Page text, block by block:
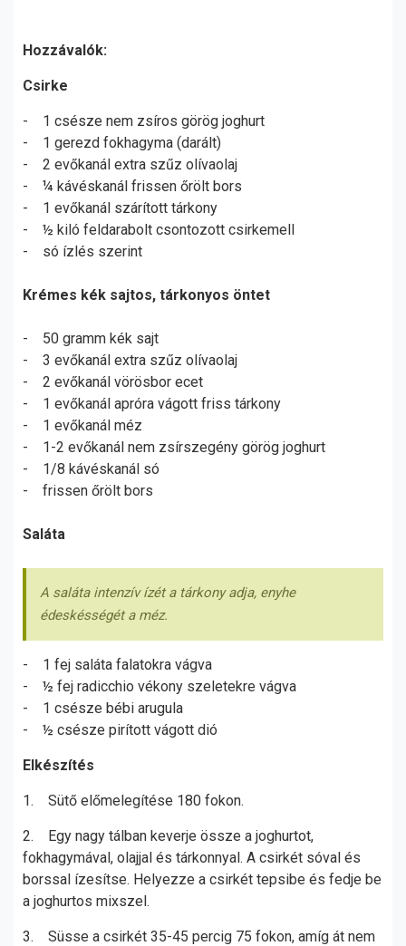
Hozzávalók:
Csirke
- 1 csésze nem zsíros görög joghurt
- 1 gerezd fokhagyma (darált)
- 2 evőkanál extra szűz olívaolaj
- ¼ kávéskanál frissen őrölt bors
- 1 evőkanál szárított tárkony
- ½ kiló feldarabolt csontozott csirkemell
- só ízlés szerint
Krémes kék sajtos, tárkonyos öntet
- 50 gramm kék sajt
- 3 evőkanál extra szűz olívaolaj
- 2 evőkanál vörösbor ecet
- 1 evőkanál apróra vágott friss tárkony
- 1 evőkanál méz
- 1-2 evőkanál nem zsírszegény görög joghurt
- 1/8 kávéskanál só
- frissen őrölt bors
Saláta
A saláta intenzív ízét a tárkony adja, enyhe
édeskésségét a méz.
- 1 fej saláta falatokra vágva
- ½ fej radicchio vékony szeletekre vágva
- 1 csésze bébi arugula
- ½ csésze pirított vágott dió
Elkészítés
1. Sütő előmelegítése 180 fokon.
2. Egy nagy tálban keverje össze a joghurtot,
fokhagymával, olajjal és tárkonnyal. A csirkét sóval és
borssal ízesítse. Helyezze a csirkét tepsibe és fedje be
a joghurtos mixszel.
3. Süsse a csirkét 35-45 percig 75 fokon, amíg át nem